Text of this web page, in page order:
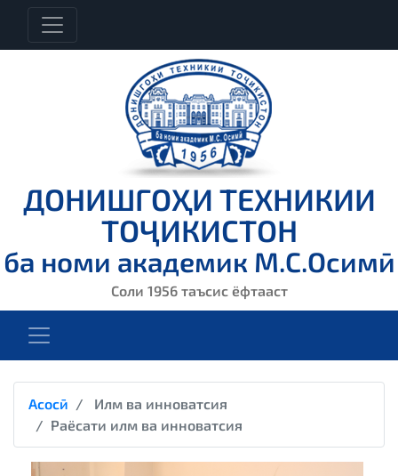
ДОНИШГОҲИ ТЕХНИКИИ
ТОҶИКИСТОН
ба номи академик М.С.Осимӣ
Соли 1956 таъсис ёфтааст
Асосӣ
Илм ва инноватсия
Раёсати илм ва инноватсия